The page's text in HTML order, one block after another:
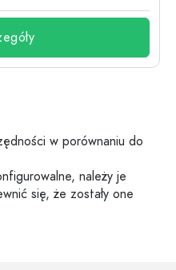
w porównaniu do
należy je
się, że zostały one